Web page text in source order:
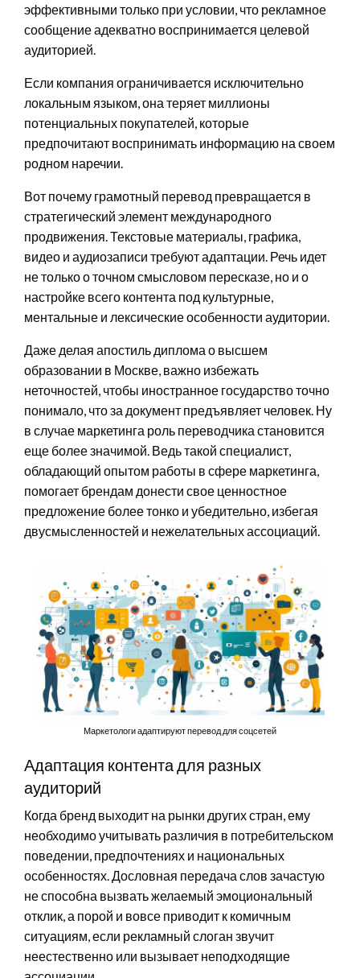
эффективными только при условии, что рекламное
сообщение адекватно воспринимается целевой
аудиторией.
Если компания ограничивается исключительно
локальным языком, она теряет миллионы
потенциальных покупателей, которые
предпочитают воспринимать информацию на своем
родном наречии.
Вот почему грамотный перевод превращается в
стратегический элемент международного
продвижения. Текстовые материалы, графика,
видео и аудиозаписи требуют адаптации. Речь идет
не только о точном смысловом пересказе, но и о
настройке всего контента под культурные,
ментальные и лексические особенности аудитории.
Даже делая апостиль диплома о высшем
образовании в Москве, важно избежать
неточностей, чтобы иностранное государство точно
понимало, что за документ предъявляет человек. Ну
в случае маркетинга роль переводчика становится
еще более значимой. Ведь такой специалист,
обладающий опытом работы в сфере маркетинга,
помогает брендам донести свое ценностное
предложение более тонко и убедительно, избегая
двусмысленностей и нежелательных ассоциаций.
Маркетологи адаптируют перевод для соцсетей
Адаптация контента для разных
аудиторий
Когда бренд выходит на рынки других стран, ему
необходимо учитывать различия в потребительском
поведении, предпочтениях и национальных
особенностях. Дословная передача слов зачастую
не способна вызвать желаемый эмоциональный
отклик, а порой и вовсе приводит к комичным
ситуациям, если рекламный слоган звучит
неестественно или вызывает неподходящие